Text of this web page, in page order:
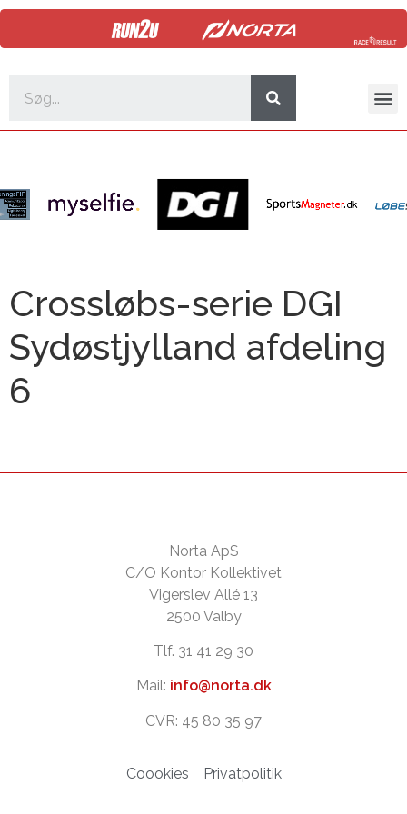
Crossløbs-serie DGI
Sydøstjylland afdeling
6
Norta ApS
C/O Kontor Kollektivet
Vigerslev Allé 13
2500 Valby
Tlf. 31 41 29 30
Mail: info@norta.dk
CVR: 45 80 35 97
Coookies Privatpolitik